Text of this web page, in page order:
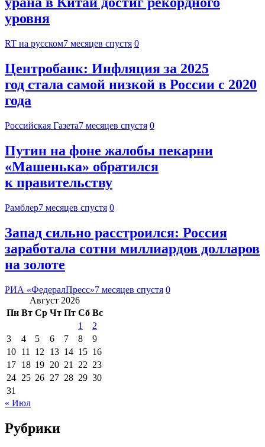
уровня
RT на русском7 месяцев спустя 0
Центробанк: Инфляция за 2025
год стала самой низкой в России с 2020
года
Российская Газета7 месяцев спустя 0
Путин на фоне жалобы пекарни
«Машенька» обратился
к правительству
Рамблер7 месяцев спустя 0
Запад сильно расстроился: Россия
заработала сотни миллиардов долларов
на золоте
РИА «ФедералПресс»7 месяцев спустя 0
Август 2026
Пн Вт Ср Чт Пт Сб Вс
1
2
3
4 5 6 7 8
9
10 11 12 13 14 15 16
17 18 19 20 21 22 23
24 25 26 27 28 29 30
31
« Июл
Рубрики